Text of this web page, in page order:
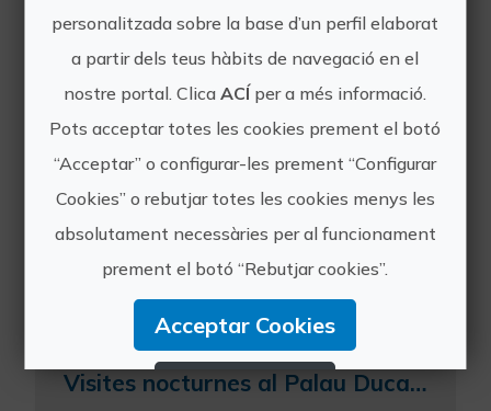
Altres experiències
de Palau Ducal
dels Borja
Visites nocturnes al Palau Ducal dels Borja de Gandia
personalitzada sobre la base d’un perfil elaborat
a partir dels teus hàbits de navegació en el
nostre portal. ClicaACÍper a més informació.
Pots acceptar totes les cookies prement el botó
“Acceptar” o configurar-les prement “Configurar
Cookies” o rebutjar totes les cookies menys les
absolutament necessàries per al funcionament
prement el botó “Rebutjar cookies”.
Acceptar Cookies
Rebutjar Cookies